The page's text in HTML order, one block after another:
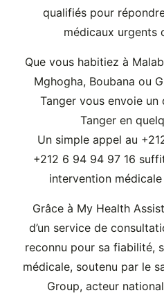
qualifiés pour
médicaux urgents
Que vous habitiez à
Mghogha, Boubana ou
Tanger vous envoie
Tanger en
Un simple appel au
+212 6 94 94 97 16
intervention
Grâce à My Health
d’un service de
reconnu pour sa fiabilité,
médicale, soutenu par le
Group, acteur